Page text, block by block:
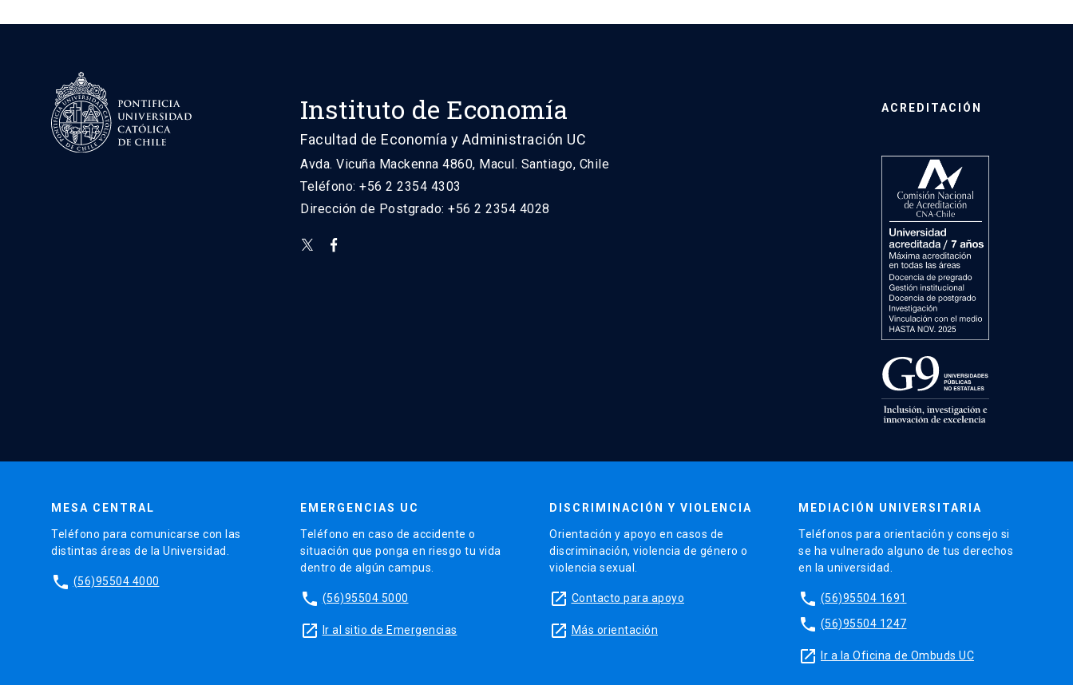
Instituto de Economía
Facultad de Economía y Administración UC
Avda. Vicuña Mackenna 4860, Macul. Santiago, Chile
Teléfono: +56 2 2354 4303
Dirección de Postgrado: +56 2 2354 4028
ACREDITACIÓN
MESA CENTRAL
Teléfono para comunicarse con las
distintas áreas de la Universidad.
phone (56)95504 4000
EMERGENCIAS UC
Teléfono en caso de accidente o
situación que ponga en riesgo tu vida
dentro de algún campus.
phone (56)95504 5000
launch Ir al sitio de Emergencias
DISCRIMINACIÓN Y VIOLENCIA
Orientación y apoyo en casos de
discriminación, violencia de género o
violencia sexual.
launch Contacto para apoyo
launch Más orientación
MEDIACIÓN UNIVERSITARIA
Teléfonos para orientación y consejo si
se ha vulnerado alguno de tus derechos
en la universidad.
phone (56)95504 1691
phone (56)95504 1247
launch Ir a la Oficina de Ombuds UC